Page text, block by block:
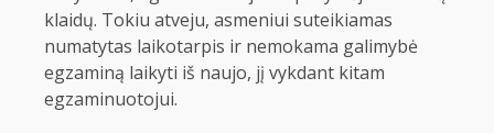
klaidų. Tokiu atveju, asmeniui suteikiamas
numatytas laikotarpis ir nemokama galimybė
egzaminą laikyti iš naujo, jį vykdant kitam
egzaminuotojui.